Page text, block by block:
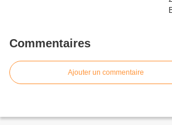
Commentaires
Ajouter un commentaire